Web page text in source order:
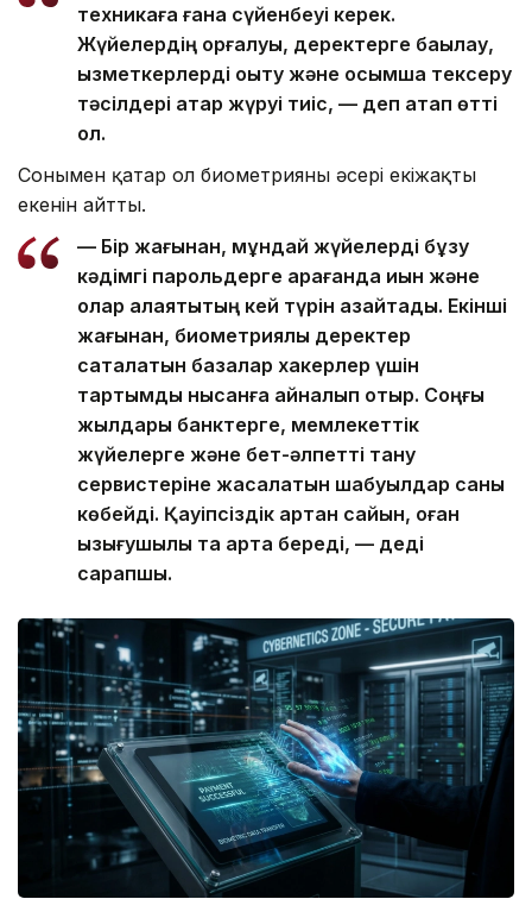
техникаға ғана сүйенбеуі керек.
Жүйелердің қорғалуы, деректерге бақылау,
қызметкерлерді оқыту және қосымша тексеру
тәсілдері қатар жүруі тиіс, — деп атап өтті
ол.
Сонымен қатар ол биометрияның әсері екіжақты
екенін айтты.
— Бір жағынан, мұндай жүйелерді бұзу
кәдімгі парольдерге қарағанда қиын және
олар алаяқтықтың кей түрін азайтады. Екінші
жағынан, биометриялық деректер
сақталатын базалар хакерлер үшін
тартымды нысанға айналып отыр. Соңғы
жылдары банктерге, мемлекеттік
жүйелерге және бет-әлпетті тану
сервистеріне жасалатын шабуылдар саны
көбейді. Қауіпсіздік артқан сайын, оған
қызығушылық та арта береді, — деді
сарапшы.